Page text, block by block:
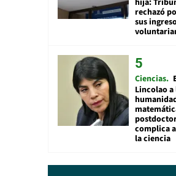
rechazó
sus
Ciencias
Lincolao a
complica
la ciencia